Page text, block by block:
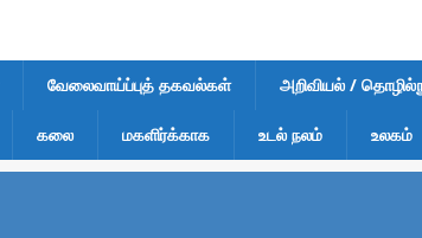
வேலைவாய்ப்புத் தகவல்கள் அறிவியல் /
கலை மகளிர்க்காக உடல் நலம் உலகம்